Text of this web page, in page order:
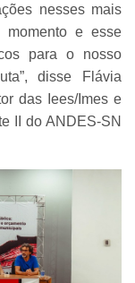
nesses mais
e esse
para o nosso
disse Flávia
das Iees/Imes e
II do ANDES-SN